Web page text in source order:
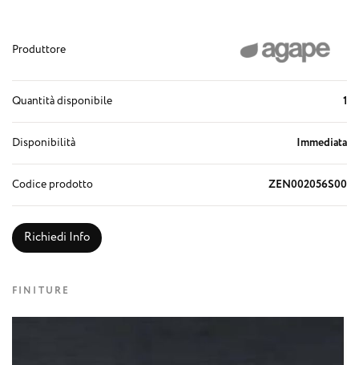
Produttore
Quantità disponibile 1
Disponibilità Immediata
Codice prodotto ZEN002056S00
Richiedi Info
FINITURE